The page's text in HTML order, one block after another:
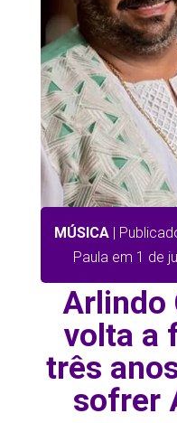
MÚSICA|
Paula em 1 de
Arlindo
volta a
três
sofrer